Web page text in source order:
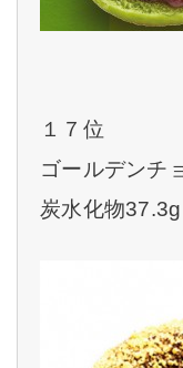
１７位
ゴールデンチ
炭水化物37.3g